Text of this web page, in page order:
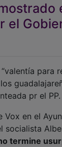
para
pr el PP.
en el
socialista
termine